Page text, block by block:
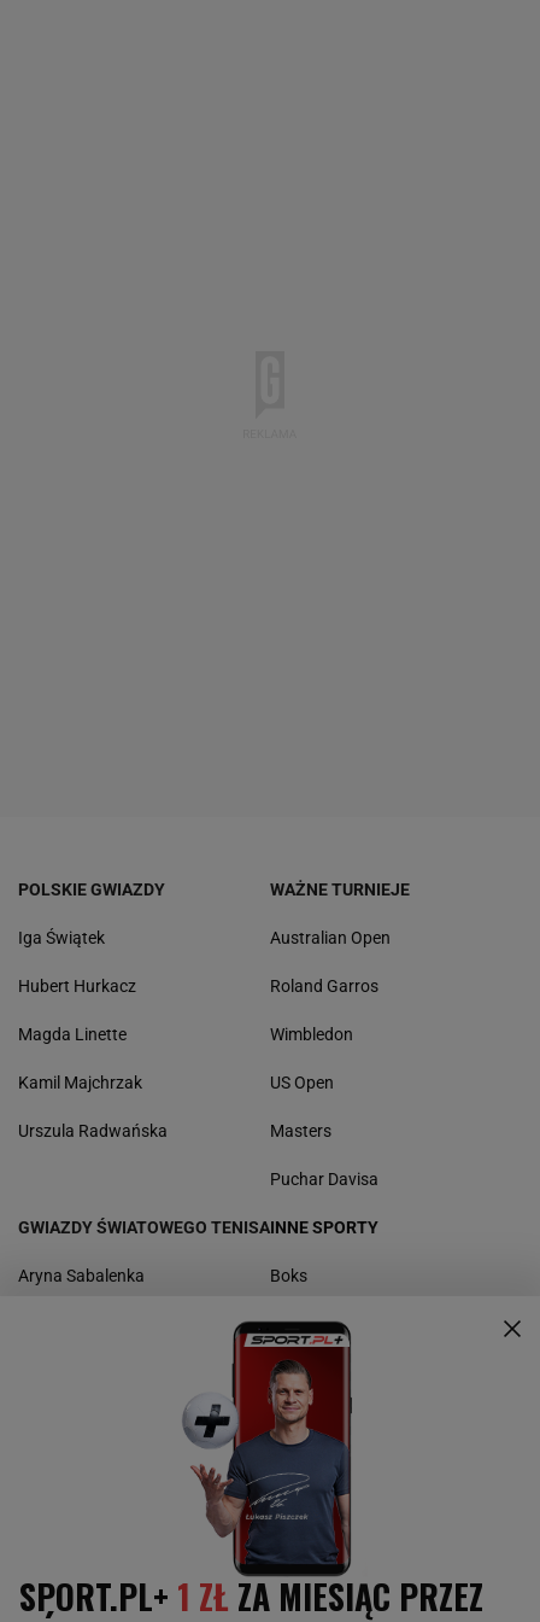
POLSKIE GWIAZDY
Iga Świątek
Hubert Hurkacz
Magda Linette
Kamil Majchrzak
Urszula Radwańska
WAŻNE TURNIEJE
Australian Open
Roland Garros
Wimbledon
US Open
Masters
Puchar Davisa
GWIAZDY ŚWIATOWEGO TENISA
Aryna Sabalenka
INNE SPORTY
Boks
Kolarstwo
Koszykówka
Sporty motorowe
Skoki narciarskie
Piłka nożna
Sporty walki
Żużel